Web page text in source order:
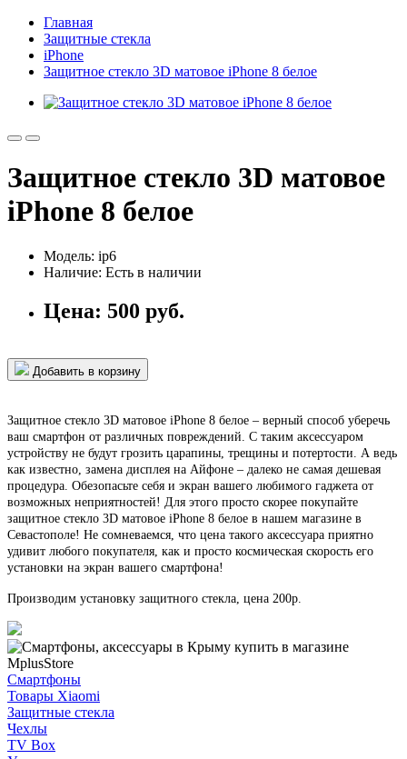
Главная
Защитные стекла
iPhone
Защитное стекло 3D матовое iPhone 8 белое
Защитное стекло 3D матовое
iPhone 8 белое
Модель: ip6
Наличие: Есть в наличии
Цена: 500 руб.
Добавить в корзину
Защитное стекло 3D матовое iPhone 8 белое – верный способ уберечь
ваш смартфон от различных повреждений. С таким аксессуаром
устройству не будут грозить царапины, трещины и потертости. А ведь
как известно, замена дисплея на Айфоне – далеко не самая дешевая
процедура. Обезопасьте себя и экран вашего любимого гаджета от
возможных неприятностей! Для этого просто скорее покупайте
защитное стекло 3D матовое iPhone 8 белое в нашем магазине в
Севастополе! Не сомневаемся, что цена такого аксессуара приятно
удивит любого покупателя, как и просто космическая скорость его
установки на экран вашего смартфона!
Производим установку защитного стекла, цена 200р.
Смартфоны
Товары Xiaomi
Защитные стекла
Чехлы
TV Box